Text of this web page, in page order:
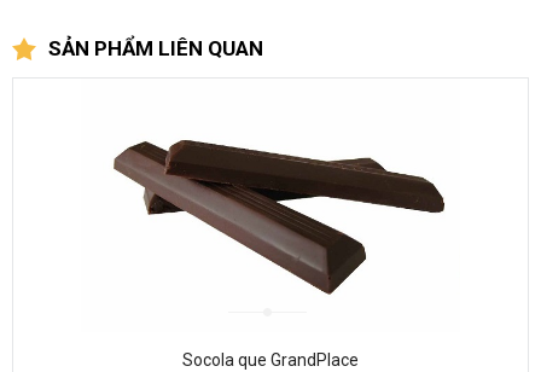
SẢN PHẨM LIÊN QUAN
Socola que GrandPlace